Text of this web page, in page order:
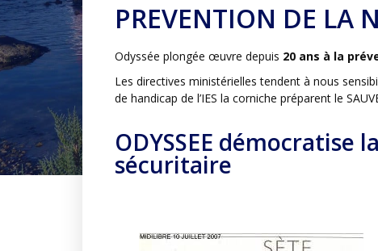
PREVENTION DE LA
Odyssée plongée œuvre depuis 20 ans à la
Les directives ministérielles tendent à nous
de handicap de l’IES la corniche préparent le
ODYSSEE
sécuritaire